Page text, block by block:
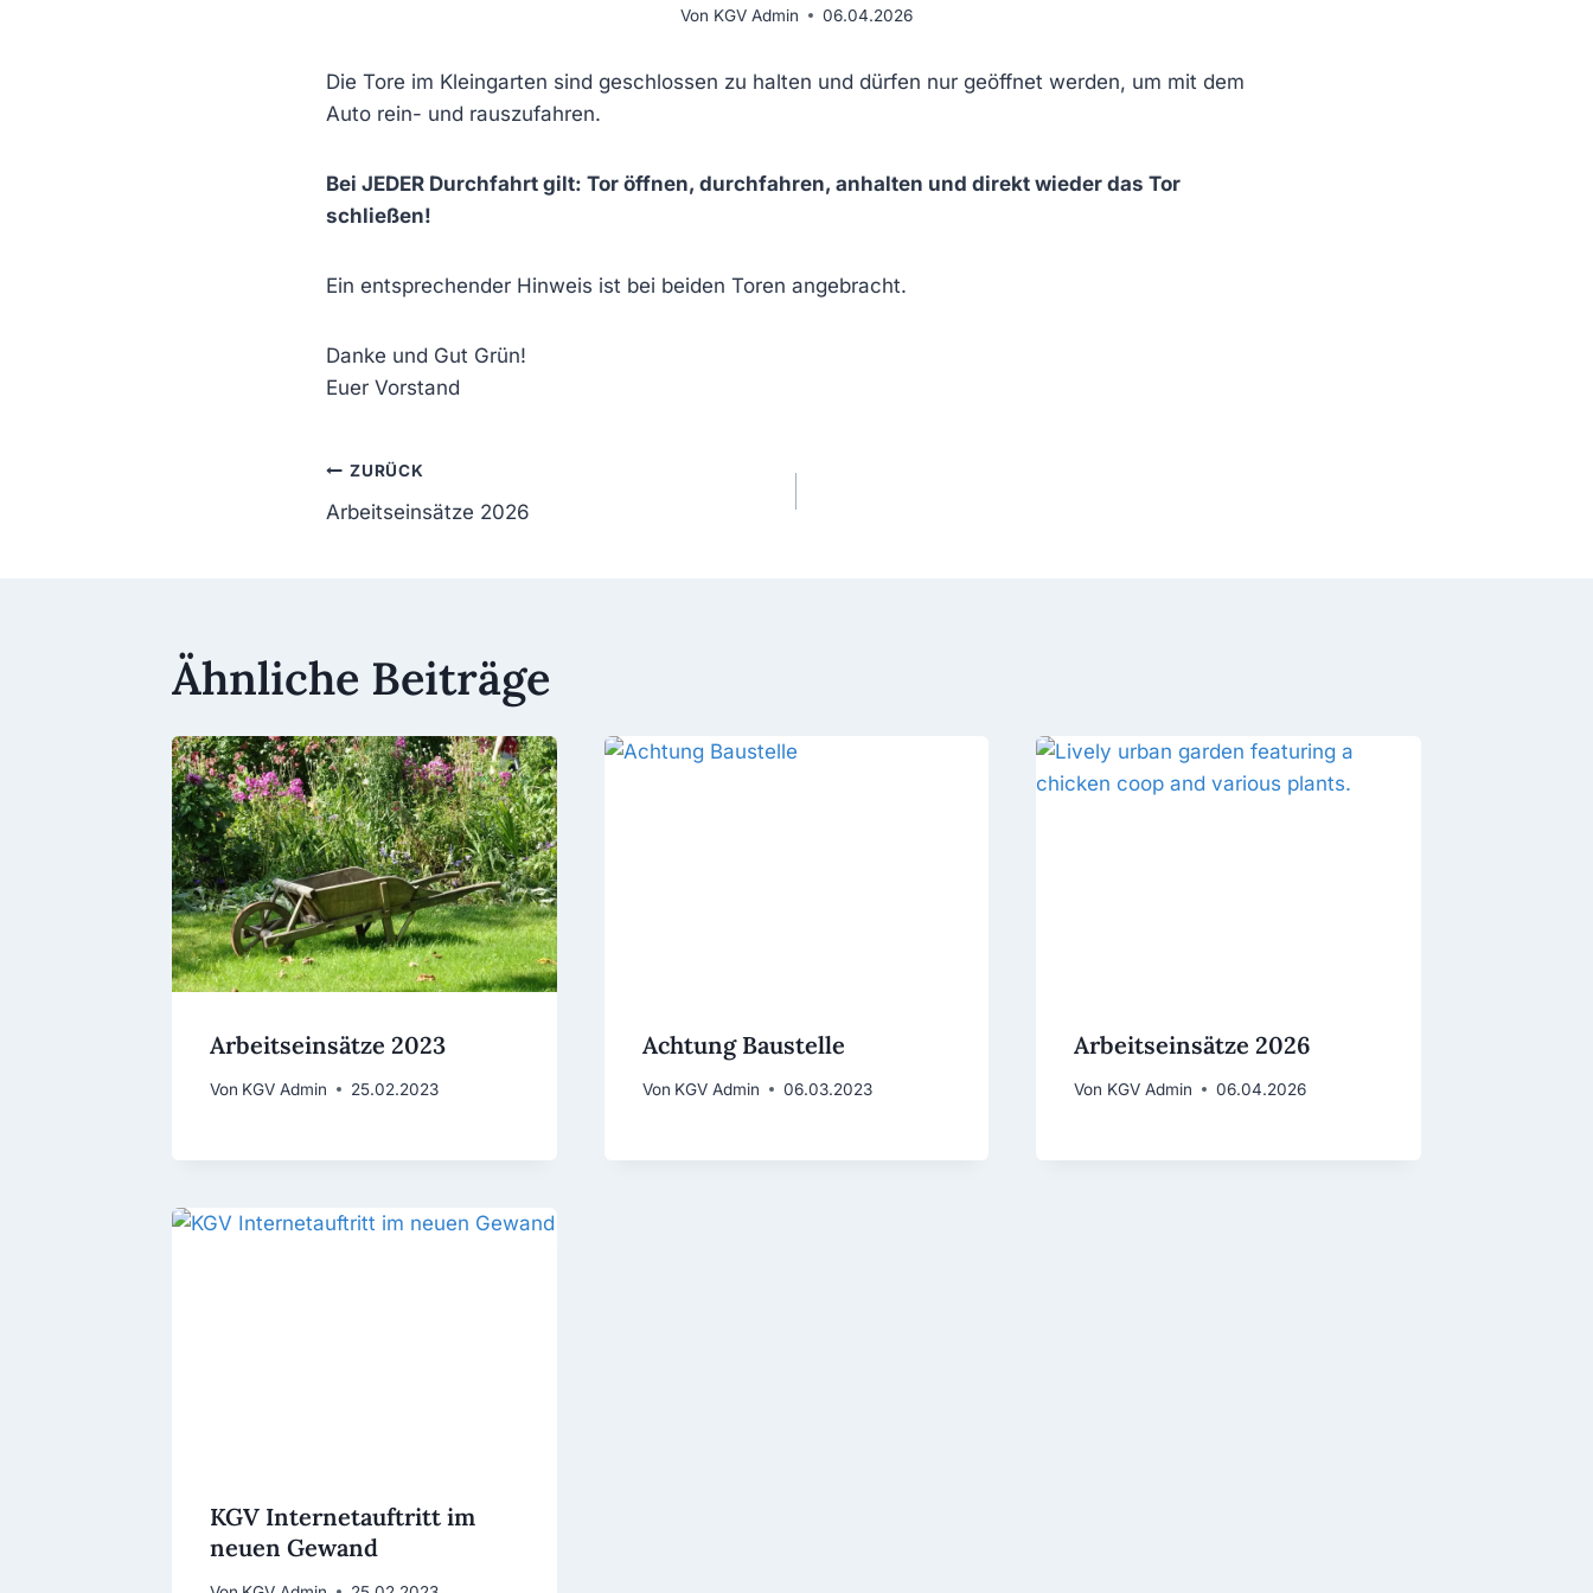
Von KGV Admin 06.04.2026
Die Tore im Kleingarten sind geschlossen zu halten und dürfen nur geöffnet werden, um mit dem
Auto rein- und rauszufahren.
Bei JEDER Durchfahrt gilt: Tor öffnen, durchfahren, anhalten und direkt wieder das Tor
schließen!
Ein entsprechender Hinweis ist bei beiden Toren angebracht.
Danke und Gut Grün!
Euer Vorstand
Beitragsnavigation
ZURÜCK
Arbeitseinsätze 2026
Ähnliche Beiträge
Arbeitseinsätze 2023
Von KGV Admin 25.02.2023
Achtung Baustelle
Von KGV Admin 06.03.2023
Arbeitseinsätze 2026
Von KGV Admin 06.04.2026
KGV Internetauftritt im
neuen Gewand